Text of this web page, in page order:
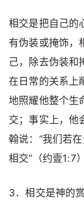
相交是把自己的
有伪装或掩饰，
己，除去伪装和
在日常的关系上
地照耀他整个生
交；事实上，他
翰说：“我们若
相交”（约壹1:7
3．相交是神的